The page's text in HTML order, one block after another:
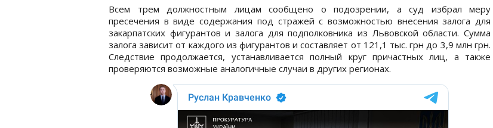
Всем трем должностным лицам сообщено о подозрении, а суд избрал меру
пресечения в виде содержания под стражей с возможностью внесения залога для
закарпатских фигурантов и залога для подполковника из Львовской области. Сумма
залога зависит от каждого из фигурантов и составляет от 121,1 тыс. грн до 3,9 млн грн.
Следствие продолжается, устанавливается полный круг причастных лиц, а также
проверяются возможные аналогичные случаи в других регионах.